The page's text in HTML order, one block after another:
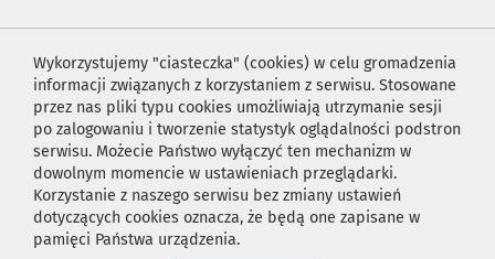
Wykorzystujemy "ciasteczka" (cookies) w celu gromadzenia
informacji związanych z korzystaniem z serwisu. Stosowane
przez nas pliki typu cookies umożliwiają utrzymanie sesji
po zalogowaniu i tworzenie statystyk oglądalności podstron
serwisu. Możecie Państwo wyłączyć ten mechanizm w
dowolnym momencie w ustawieniach przeglądarki.
Korzystanie z naszego serwisu bez zmiany ustawień
dotyczących cookies oznacza, że będą one zapisane w
pamięci Państwa urządzenia.